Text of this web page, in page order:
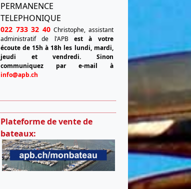
PERMANENCE
TELEPHONIQUE
022 733 32 40 Christophe, assistant
administratif de l'APB est à votre
écoute de 15h à 18h les lundi, mardi,
jeudi et vendredi. Sinon
communiquez par e-mail à
info@apb.ch
Plateforme de vente de
bateaux: